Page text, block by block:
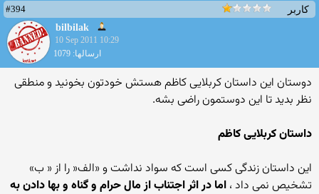
کاربر
#394
bilbilak
10 Sep 2011 10:29
ارسالها: 1079
دوستان این داستان كربلایی كاظم هستش خودتون بخونید و منطقی
نظر بدید تا این دوستمون راضی بشه.
داستان کربلایی کاظم
این داستان زندگی کسی است که سواد نداشت و «الف« را از « ب»
تشخیص نمی داد ، اما در اثر اجتناب از مال حرام و گناه و بها دادن به